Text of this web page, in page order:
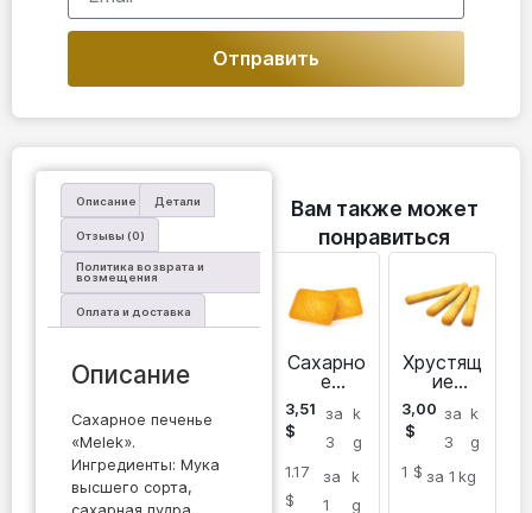
Отправить
Описание Детали
Отзывы (0)
Политика возврата и
возмещения
Оплата и доставка
Описание
Сахарное печенье
«Melek».
Ингредиенты: Мука
высшего сорта,
Вам также может
понравиться
Сахарно
е
печенье
YUNUS
3,51
$
за
3
k
g
1.17
$
за
1
k
g
Хрустящ
ие
палочки
печенья
3,00
$
за
3
k
g
1 $ за 1 kg